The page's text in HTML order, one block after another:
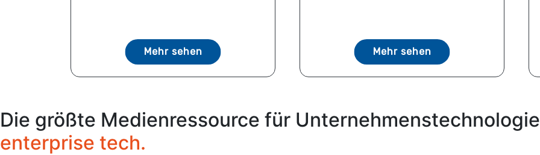
Mehr sehen Mehr sehen
Die größte Medienressource für
enterprise tech.